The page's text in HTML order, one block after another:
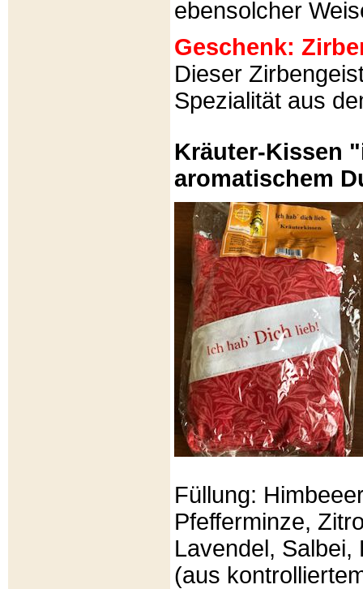
ebensolcher
Geschenk:
Dieser
Spezialität aus
Kräuter-Kissen
aromatischem
Füllung:
Pfefferminze,
Lavendel, Salbei,
(aus